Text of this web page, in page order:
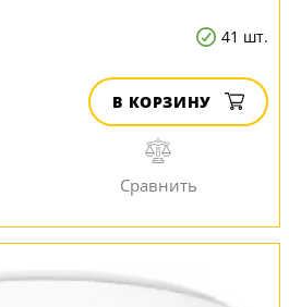
41 шт.
В КОРЗИНУ